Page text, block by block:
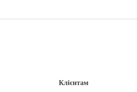
Клієнтам